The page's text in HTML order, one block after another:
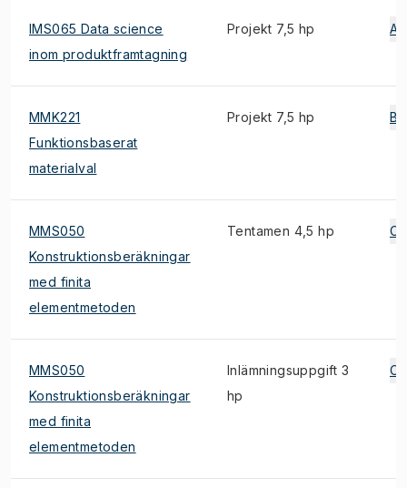
IMS065 Data science
inom produktframtagning
Projekt 7,5 hp A
MMK221
Funktionsbaserat
materialval
Projekt 7,5 hp B
MMS050
Konstruktionsberäkningar
med finita
elementmetoden
Tentamen 4,5 hp C+
MMS050
Konstruktionsberäkningar
med finita
elementmetoden
Inlämningsuppgift 3
hp
C+